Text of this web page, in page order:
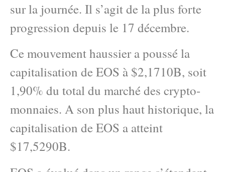
sur la journée. Il s’agit de la plus forte
progression depuis le 17 décembre.
Ce mouvement haussier a poussé la
capitalisation de EOS à $2,1710B, soit
1,90% du total du marché des crypto-
monnaies. A son plus haut historique, la
capitalisation de EOS a atteint
$17,5290B.